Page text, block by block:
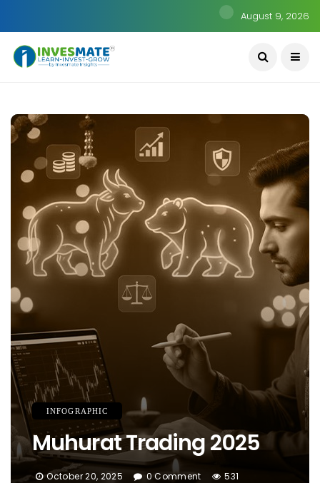
August 9, 2026
INFOGRAPHIC
Muhurat Trading 2025
October 20, 2025 0 Comment 531